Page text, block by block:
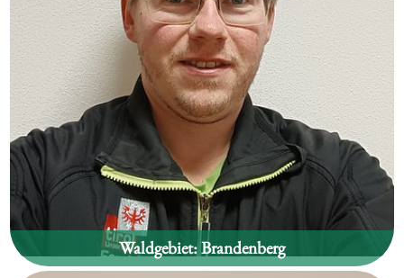
Waldgebiet:Brandenberg